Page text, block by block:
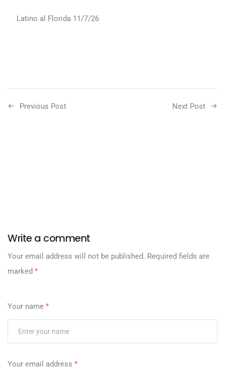
Latino al Florida 11/7/26
Previous Post Next Post
Write a comment
Your email address will not be published. Required fields are
marked *
Your name *
Your email address *